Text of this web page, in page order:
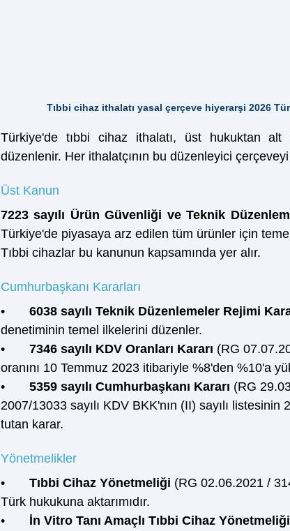
Tıbbi cihaz ithalatı yasal çerçeve hiyerarşi 2026
Türkiye'de tıbbi cihaz ithalatı, üst hukuktan
düzenlenir. Her ithalatçının bu düzenleyici
Üst Kanun
7223 sayılı Ürün Güvenliği ve Teknik
Türkiye'de piyasaya arz edilen tüm ürünler için
Tıbbi cihazlar bu kanunun kapsamında yer alır.
Cumhurbaşkanı Kararları
• 6038 sayılı Teknik Düzenlemeler Rejimi
denetiminin temel ilkelerini düzenler.
• 7346 sayılı KDV Oranları Kararı (RG
oranını 10 Temmuz 2023 itibariyle %8'den %10'a
• 5359 sayılı Cumhurbaşkanı Kararı (RG
2007/13033 sayılı KDV BKK'nın (II) sayılı
tutan karar.
Yönetmelikler
• Tıbbi Cihaz Yönetmeliği (RG 02.06.2021 /
Türk hukukuna aktarımıdır.
• İn Vitro Tanı Amaçlı Tıbbi Cihaz Yönetmeliği